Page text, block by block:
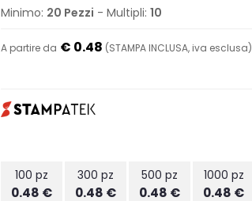
Minimo: 20 Pezzi - Multipli:10
A partire da € 0.48 (STAMPA INCLUSA, iva esclusa)
100 pz
0.48 €
300 pz
0.48 €
500 pz
0.48 €
1000 pz
0.48 €